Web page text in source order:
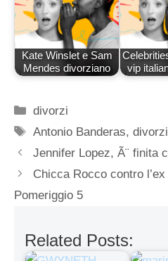
Kate Winslet e Sam
Mendes divorziano
vip
Categorie
divorzi
Tag
Antonio Banderas,
Jennifer Lopez, Ã¨ finita
Chicca Rocco contro
Pomeriggio 5
Related Posts: